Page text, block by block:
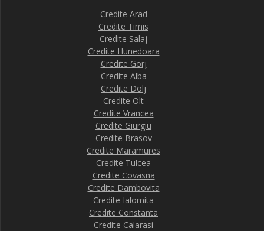
Credite Arad
Credite Timis
Credite Salaj
Credite Hunedoara
Credite Gorj
Credite Alba
Credite Dolj
Credite Olt
Credite Vrancea
Credite Giurgiu
Credite Brasov
Credite Maramures
Credite Tulcea
Credite Covasna
Credite Dambovita
Credite Ialomita
Credite Constanta
Credite Calarasi